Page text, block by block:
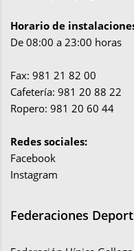
Horario de
De 08:00 a 23:00 horas
Fax: 981 21 82 00
Cafetería: 981 20 88 22
Ropero: 981 20 60 44
Redes sociales:
Facebook
Instagram
Federaciones